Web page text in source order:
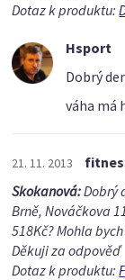
Dotaz k produktu:
Hsport
Dobrý
váha má
21. 11. 2013
Skokanová:Dobrý
Brně, Nováčkova
518Kč? Mohla
Děkuji za odpověď
Dotaz k produktu: